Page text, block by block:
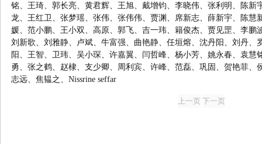
铭、王琦、郭长亮、黄君辉、王旭、戴增钧、李晓伟、张利明、陈新
龙、王红卫、张梦瑶、张伟、张伟伟、贾渊、席新志、薛新宇、陈慧
媛、范小鹏、王小双、高原、郭飞、吉一玮、籍俊杰、贾见罡、李鹏
刘新歌、刘雅静、卢斌、牛富强、曲艳静、任垣熔、沈丹阳、刘丹、
阳、王智、卫玮、吴小琛、许嘉翼、闫哲峰、杨小芳、姚永春、袁慧
勇、张之鹤、赵棣、支少卿、周利宾、许峰、范磊、巩固、贺艳菲、
志远、焦韫之、Nissrine seffar